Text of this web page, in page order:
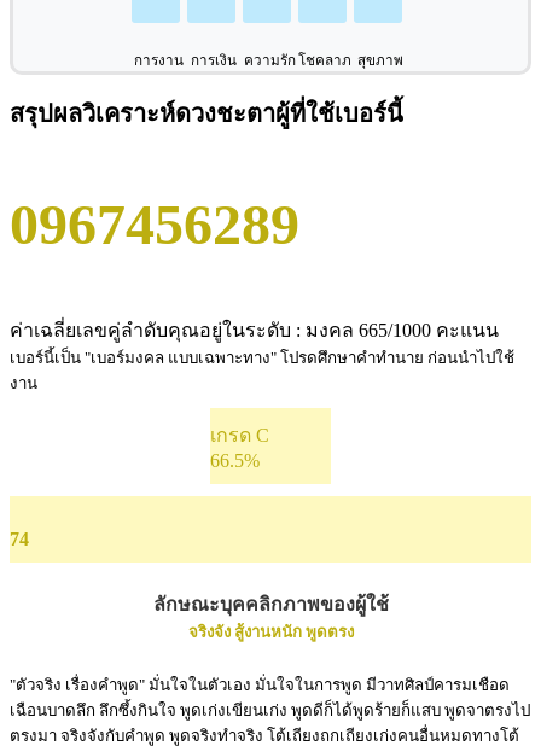
การงาน การเงิน ความรักโชคลาภ สุขภาพ
สรุปผลวิเคราะห์ดวงชะตาผู้ที่ใช้เบอร์นี้
0967456289
ค่าเฉลี่ยเลขคู่ลำดับคุณอยู่ในระดับ : มงคล 665/1000 คะแนน
เบอร์นี้เป็น "เบอร์มงคล แบบเฉพาะทาง" โปรดศึกษาคำทำนาย ก่อนนำไปใช้
งาน
เกรด C
66.5%
74
ลักษณะบุคคลิกภาพของผู้ใช้
จริงจัง สู้งานหนัก พูดตรง
"ตัวจริง เรื่องคำพูด" มั่นใจในตัวเอง มั่นใจในการพูด มีวาทศิลป์คารมเชือด
เฉือนบาดลึก ลึกซึ้งกินใจ พูดเก่งเขียนเก่ง พูดดีก็ได้พูดร้ายก็แสบ พูดจาตรงไป
ตรงมา จริงจังกับคำพูด พูดจริงทำจริง โต้เถียงถกเถียงเก่งคนอื่นหมดทางโต้